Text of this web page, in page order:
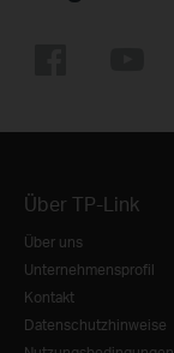
Über TP-Link
Über uns
Unternehmensprofil
Kontakt
Datenschutzhinweise